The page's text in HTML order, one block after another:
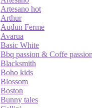
Artesano hot
Arthur
Audun Ferme
Avarua
Basic White
Bbq passion & Coffe passion
Blacksmith
Boho kids
Blossom
Boston
Bunny tales